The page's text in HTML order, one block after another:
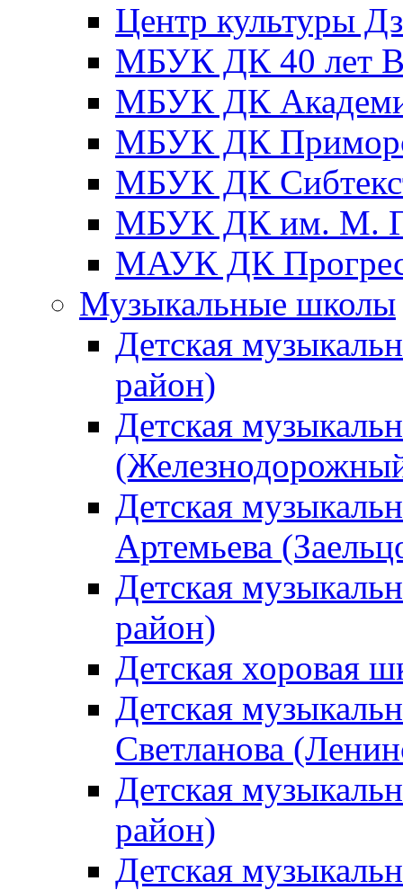
Центр культуры
МБУК ДК 40 лет
МБУК ДК
МБУК ДК
МБУК ДК
МБУК ДК им. М.
МАУК ДК
Музыкальные школы
Детская
район)
Детская
Детская
Артемьева
Детская
район)
Детская хоровая
Детская
Светланова
Детская
район)
Детская